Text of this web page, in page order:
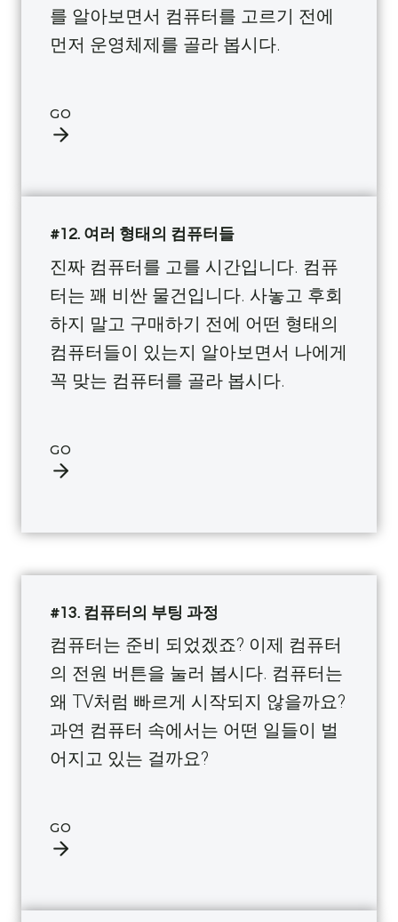
를 알아보면서 컴퓨터를 고르기 전에
먼저 운영체제를 골라 봅시다.
GO
#12. 여러 형태의 컴퓨터들
진짜 컴퓨터를 고를 시간입니다. 컴퓨
터는 꽤 비싼 물건입니다. 사놓고 후회
하지 말고 구매하기 전에 어떤 형태의
컴퓨터들이 있는지 알아보면서 나에게
꼭 맞는 컴퓨터를 골라 봅시다.
GO
#13. 컴퓨터의 부팅 과정
컴퓨터는 준비 되었겠죠? 이제 컴퓨터
의 전원 버튼을 눌러 봅시다. 컴퓨터는
왜 TV처럼 빠르게 시작되지 않을까요?
과연 컴퓨터 속에서는 어떤 일들이 벌
어지고 있는 걸까요?
GO